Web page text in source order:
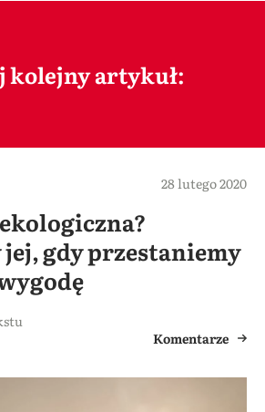
kolejny artykuł:
28 lutego 2020
gdy przestaniemy
Komentarze